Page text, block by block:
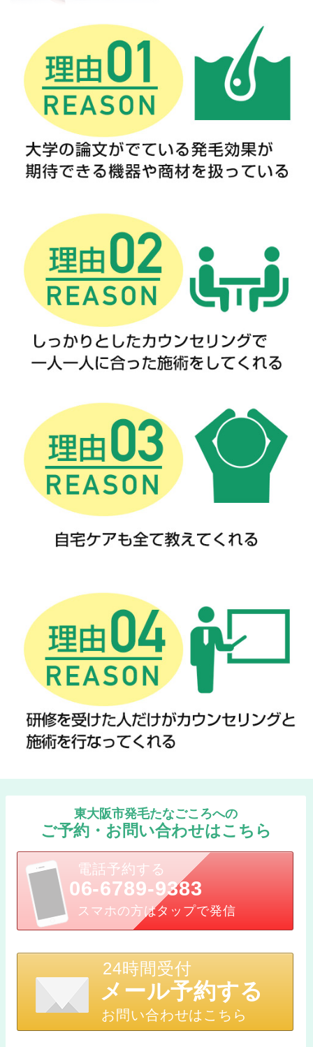
東大阪市発毛たなごころへの
ご予約・お問い合わせはこちら
電話予約する
06-6789-9383
スマホの方はタップで発信
24時間受付
メール予約する
お問い合わせはこちら